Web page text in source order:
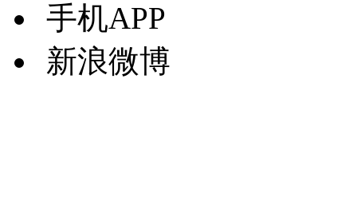
手机APP
新浪微博